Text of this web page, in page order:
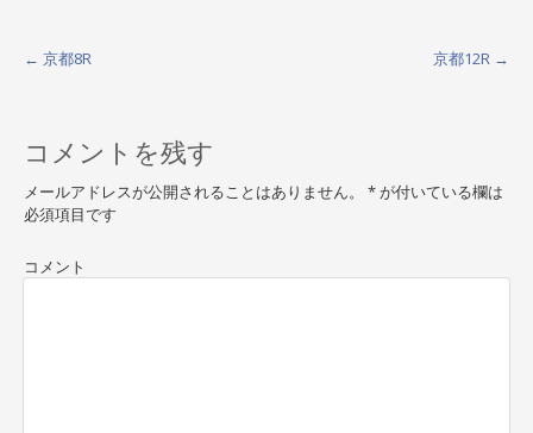
s
t
n
a
← 京都8R 京都12R →
コメントを残す
メールアドレスが公開されることはありません。 *が付いている欄は
必須項目です
コメント